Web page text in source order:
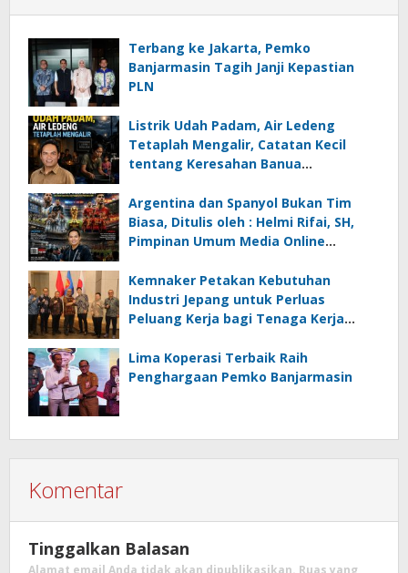
Terbang ke Jakarta, Pemko
Banjarmasin Tagih Janji Kepastian
PLN
Listrik Udah Padam, Air Ledeng
Tetaplah Mengalir, Catatan Kecil
tentang Keresahan Banua
Ancaman Lingkungan, Oleh : Helmi
Rifai, SH
Argentina dan Spanyol Bukan Tim
Biasa, Ditulis oleh : Helmi Rifai, SH,
Pimpinan Umum Media Online
Kemnaker Petakan Kebutuhan
Industri Jepang untuk Perluas
Peluang Kerja bagi Tenaga Kerja
Lima Koperasi Terbaik Raih
Penghargaan Pemko Banjarmasin
Komentar
Tinggalkan Balasan